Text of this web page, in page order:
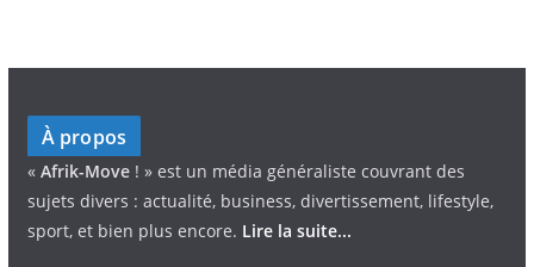
À propos
« Afrik-Move ! » est un média généraliste couvrant des
sujets divers : actualité, business, divertissement, lifestyle,
sport, et bien plus encore. Lire la suite...